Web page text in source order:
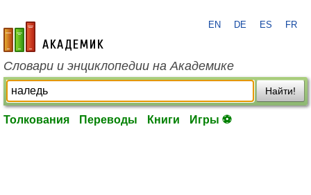
academic.ru
EN DE ES FR
Словари и энциклопедии на Академике
Найти!
Толкования Переводы Книги Игры ⚽